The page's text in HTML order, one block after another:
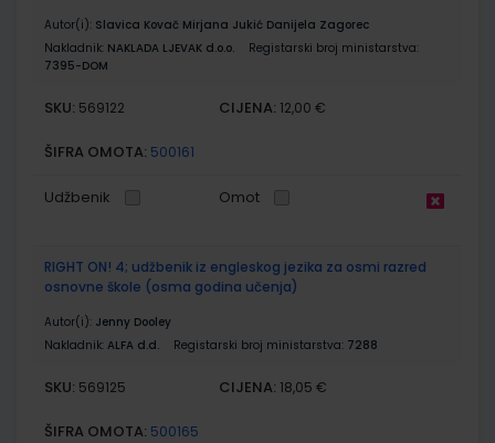
Autor(i): Slavica Kovač Mirjana Jukić Danijela Zagorec
Nakladnik: NAKLADA LJEVAK d.o.o.
Registarski broj ministarstva:
7395-DOM
SKU: 569122 CIJENA: 12,00 €
ŠIFRA OMOTA: 500161
Udžbenik Omot
RIGHT ON! 4; udžbenik iz engleskog jezika za osmi razred
osnovne škole (osma godina učenja)
Autor(i): Jenny Dooley
Nakladnik: ALFA d.d. Registarski broj ministarstva: 7288
SKU: 569125 CIJENA: 18,05 €
ŠIFRA OMOTA: 500165